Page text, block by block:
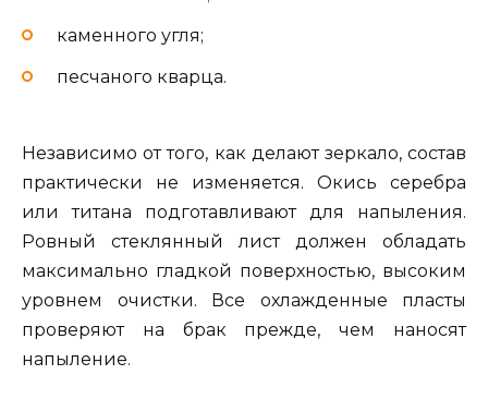
каменного угля;
песчаного кварца.
Независимо от того, как делают зеркало, состав
практически не изменяется. Окись серебра
или титана подготавливают для напыления.
Ровный стеклянный лист должен обладать
максимально гладкой поверхностью, высоким
уровнем очистки. Все охлажденные пласты
проверяют на брак прежде, чем наносят
напыление.